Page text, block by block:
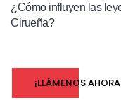
¿Cómo influyen las
Cirueña?
¡LLÁMENOS